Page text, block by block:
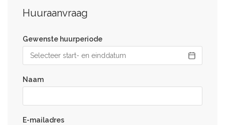
Huuraanvraag
Gewenste huurperiode
Naam
E-mailadres